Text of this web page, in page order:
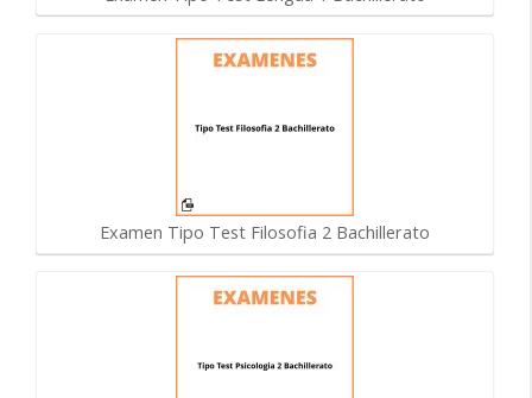
Examen Tipo Test Filosofia 2 Bachillerato